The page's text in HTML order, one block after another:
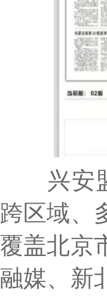
兴安盟
跨区域、
覆盖北京
融媒、新